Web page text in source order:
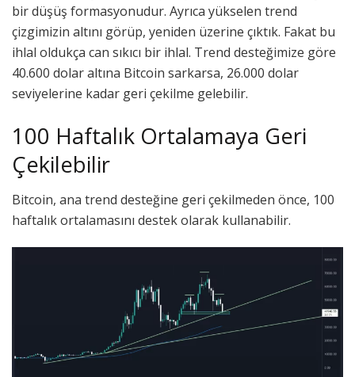
bir düşüş formasyonudur. Ayrıca yükselen trend
çizgimizin altını görüp, yeniden üzerine çıktık. Fakat bu
ihlal oldukça can sıkıcı bir ihlal. Trend desteğimize göre
40.600 dolar altına Bitcoin sarkarsa, 26.000 dolar
seviyelerine kadar geri çekilme gelebilir.
100 Haftalık Ortalamaya Geri
Çekilebilir
Bitcoin, ana trend desteğine geri çekilmeden önce, 100
haftalık ortalamasını destek olarak kullanabilir.